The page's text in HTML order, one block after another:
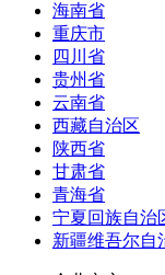
海南省
重庆市
四川省
贵州省
云南省
西藏自治区
陕西省
甘肃省
青海省
宁夏回族自治
新疆维吾尔自